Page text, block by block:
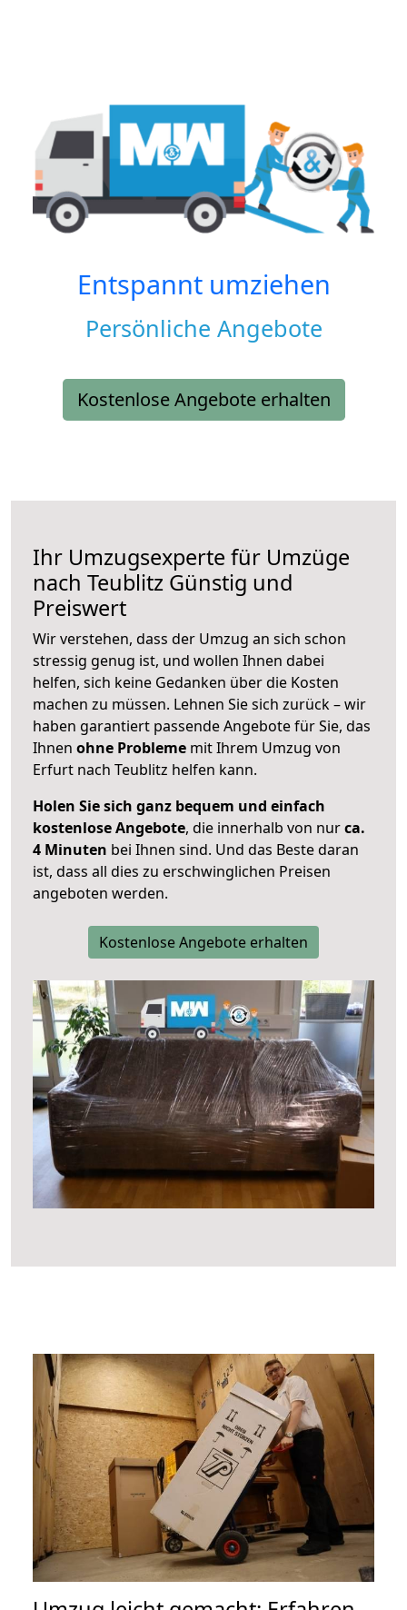
Entspannt umziehen
Persönliche Angebote
Kostenlose Angebote erhalten
Ihr Umzugsexperte für Umzüge
nach Teublitz Günstig und
Preiswert
Wir verstehen, dass der Umzug an sich schon
stressig genug ist, und wollen Ihnen dabei
helfen, sich keine Gedanken über die Kosten
machen zu müssen. Lehnen Sie sich zurück – wir
haben garantiert passende Angebote für Sie, das
Ihnen ohne Probleme mit Ihrem Umzug von
Erfurt nach Teublitz helfen kann.
Holen Sie sich ganz bequem und einfach
kostenlose Angebote, die innerhalb von nurca.
4 Minuten bei Ihnen sind. Und das Beste daran
ist, dass all dies zu erschwinglichen Preisen
angeboten werden.
Kostenlose Angebote erhalten